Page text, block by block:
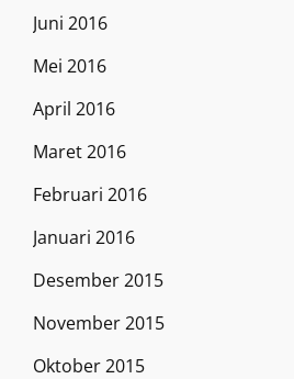
Juni 2016
Mei 2016
April 2016
Maret 2016
Februari 2016
Januari 2016
Desember 2015
November 2015
Oktober 2015